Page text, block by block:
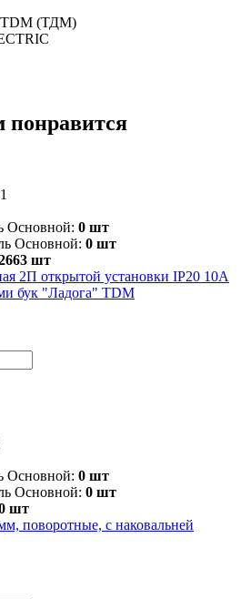
TDM (ТДМ)
понравится
Основной: 0 шт
Основной: 0 шт
шт
2П открытой установки IP20 10A
бук "Ладога" TDM
Основной: 0 шт
Основной: 0 шт
шт
поворотные, с наковальней